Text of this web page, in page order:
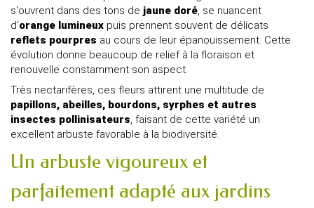
s'ouvrent dans des tons de jaune doré, se nuancent
d'orange lumineux puis prennent souvent de délicats
reflets pourpres au cours de leur épanouissement. Cette
évolution donne beaucoup de relief à la floraison et
renouvelle constamment son aspect.
Très nectarifères, ces fleurs attirent une multitude de
papillons, abeilles, bourdons, syrphes et autres
insectes pollinisateurs, faisant de cette variété un
excellent arbuste favorable à la biodiversité.
Un arbuste vigoureux et
parfaitement adapté aux jardins